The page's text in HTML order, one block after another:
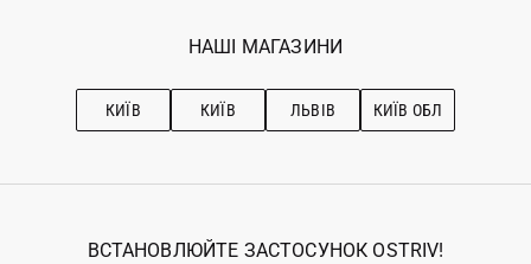
Ostriv Club+
Наші магазини
Рекомендації з догляду
НАШІ МАГАЗИНИ
КИЇВ КИЇВ ЛЬВІВ КИЇВ ОБЛ
ВСТАНОВЛЮЙТЕ ЗАСТОСУНОК OSTRIV!